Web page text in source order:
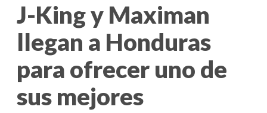
J-King y Maximan
llegan a Honduras
para ofrecer uno de
sus mejores